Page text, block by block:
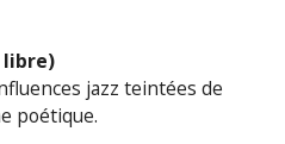
libre)
jazz teintées de
poétique.